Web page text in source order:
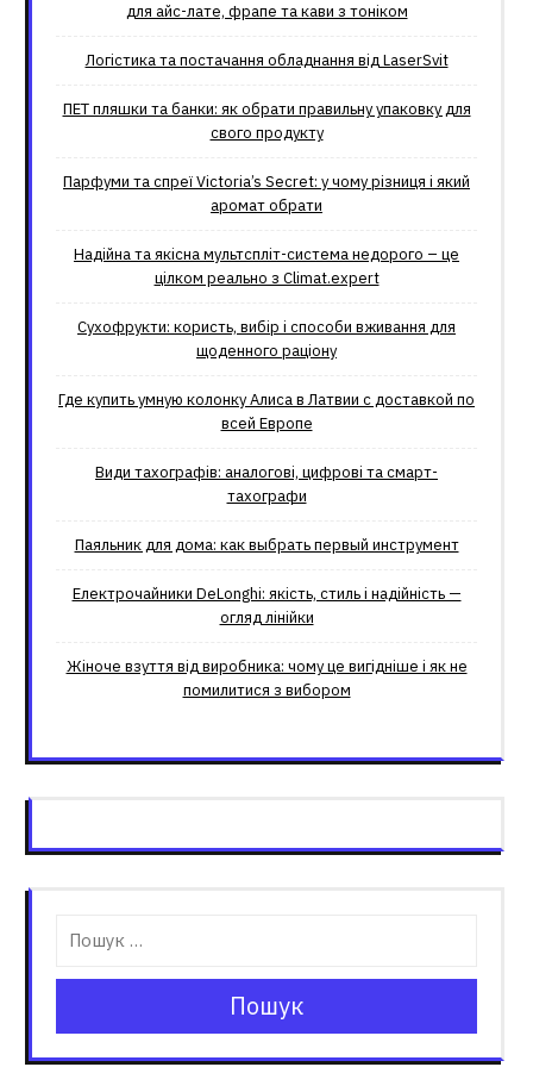
для айс-лате, фрапе та кави з тоніком
Логістика та постачання обладнання від LaserSvit
ПЕТ пляшки та банки: як обрати правильну упаковку для
свого продукту
Парфуми та спреї Victoria’s Secret: у чому різниця і який
аромат обрати
Надійна та якісна мультспліт-система недорого – це
цілком реально з Climat.еxpert
Сухофрукти: користь, вибір і способи вживання для
щоденного раціону
Где купить умную колонку Алиса в Латвии с доставкой по
всей Европе
Види тахографів: аналогові, цифрові та смарт-
тахографи
Паяльник для дома: как выбрать первый инструмент
Електрочайники DeLonghi: якість, стиль і надійність —
огляд лінійки
Жіноче взуття від виробника: чому це вигідніше і як не
помилитися з вибором
Пошук